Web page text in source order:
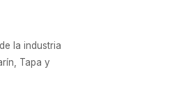
la industria
Tapa y